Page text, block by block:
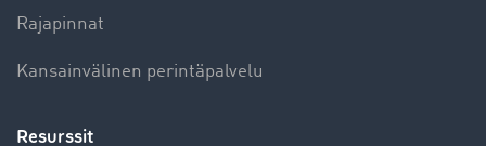
Rajapinnat
Kansainvälinen perintäpalvelu
Resurssit